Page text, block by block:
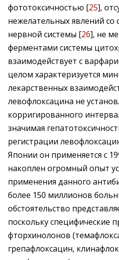
фототоксичностью [25],
нежелательных явлений
нервной системы [26], не
ферментами системы
взаимодействует с
целом характеризуется
лекарственных
левофлоксацина не
корригированного
значимая
регистрации
Японии он применяется с
накоплен огромный опыт
применения данного
более 150 миллионов
обстоятельство
поскольку специфические
фторхинолонов
грепафлоксацин,